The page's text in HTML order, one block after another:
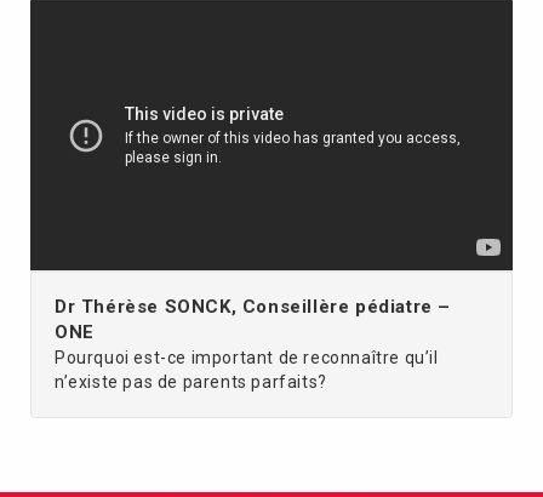
Dr Thérèse SONCK, Conseillère pédiatre –
ONE
Pourquoi est-ce important de reconnaître qu’il
n’existe pas de parents parfaits?